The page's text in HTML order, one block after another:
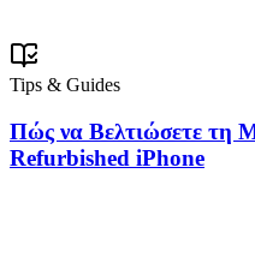
Tips & Guides
Πώς να Βελτιώσετε τη
Refurbished iPhone